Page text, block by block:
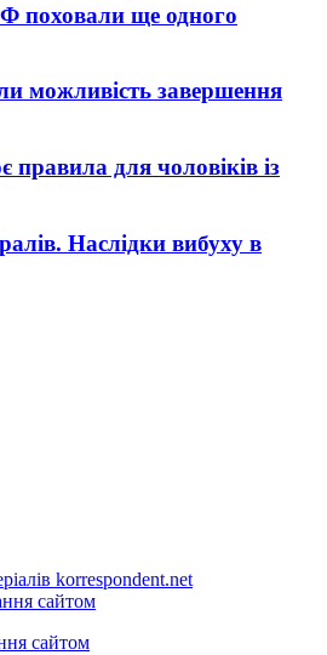
поховали ще одного
можливість завершення
правила для чоловіків із
Наслідки вибуху в
korrespondent.net
сайтом
сайтом